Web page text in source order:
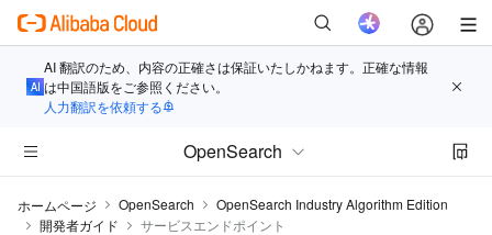
AI 翻訳のため、内容の正確さは保証いたしかねます。正確な情報
は中国語版をご参照ください。
人力翻訳を依頼する
OpenSearch
ホームページ OpenSearch
OpenSearch Industry Algorithm Edition
開発者ガイド
サービスエンドポイント